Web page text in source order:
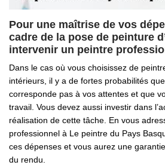
Pour une maîtrise de vos
cadre de la pose de peinture
intervenir un peintre
Dans le cas où vous choisissez de
intérieurs, il y a de fortes probabilités
corresponde pas à vos attentes et que
travail. Vous devez aussi investir dans
réalisation de cette tâche. En vous
professionnel à Le peintre du Pays
ces dépenses et vous aurez une
du rendu.